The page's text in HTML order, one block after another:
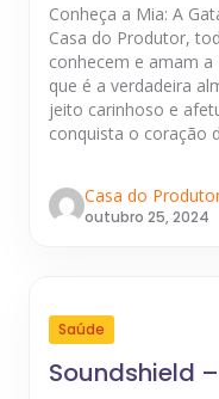
Conheça a Mia: A
Casa do Produtor,
conhecem e amam
que é a verdadeira
jeito carinhoso e
conquista o coração
Casa do
outubro 25, 2024
Saúde
Soundshield